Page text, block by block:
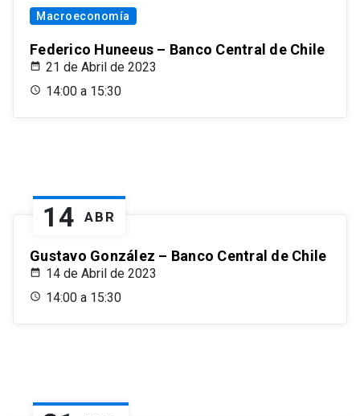
Macroeconomía
Federico Huneeus – Banco Central de Chile
21 de Abril de 2023
14:00 a 15:30
14 ABR
Gustavo González – Banco Central de Chile
14 de Abril de 2023
14:00 a 15:30